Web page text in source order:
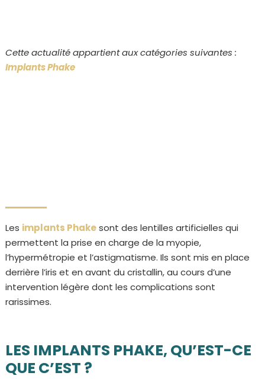
Cette actualité appartient aux catégories suivantes :
Implants Phake
Les implants Phakesont des lentilles artificielles qui
permettent la prise en charge de la myopie,
l’hypermétropie et l’astigmatisme. Ils sont mis en place
derrière l’iris et en avant du cristallin, au cours d’une
intervention légère dont les complications sont
rarissimes.
LES IMPLANTS PHAKE, QU’EST-CE
QUE C’EST ?